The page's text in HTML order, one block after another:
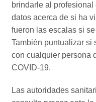
brindarle al
datos acerca de si ha
fueron las escalas si
También puntualizar si
con cualquier persona
COVID-19.
Las autoridades